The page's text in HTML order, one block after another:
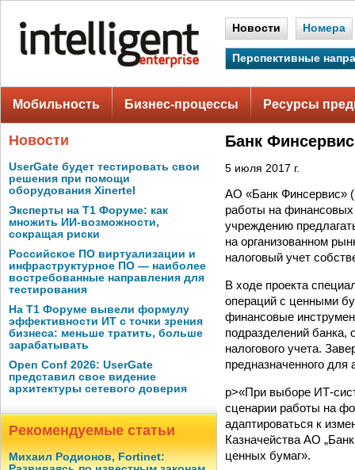
Новости Номера
Перспективные
Мобильность Бизнес-процессы Ресурсы
Новости
UserGate будет тестировать свои
решения при помощи
оборудования Xinertel
Эксперты на Т1 Форуме: как
множить ИИ-возможности,
сокращая риски
Российское ПО виртуализации и
инфраструктурное ПО — наиболее
востребованные направления для
тестирования
На Т1 Форуме вывели формулу
эффективности ИТ с точки зрения
бизнеса: меньше тратить, больше
зарабатывать
Open Conf 2026: UserGate
представил свое видение
архитектуры сетевого доверия
Рекомендуемые статьи
Михаил Родионов, Fortinet:
Банк
5 июля 2017 г.
АО «Банк Финсервис»
работы на
учреждению
на организованном
налоговый учет
В ходе проекта
операций с ценными
финансовые
подразделений банка,
налогового учета.
предназначенного
p>«При выборе ИТ-
сценарии работы на
адаптироваться к
Казначейства АО
ценных бумаг».